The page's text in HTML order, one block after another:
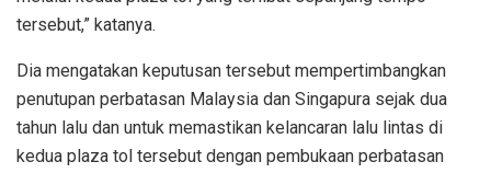
tersebut,” katanya.
Dia mengatakan keputusan tersebut mempertimbangkan
penutupan perbatasan Malaysia dan Singapura sejak dua
tahun lalu dan untuk memastikan kelancaran lalu lintas di
kedua plaza tol tersebut dengan pembukaan perbatasan